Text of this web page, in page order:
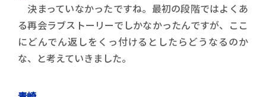
決まっていなかったですね。最初の段階ではよくあ
る再会ラブストーリーでしかなかったんですが、ここ
にどんでん返しをくっ付けるとしたらどうなるのか
な、と考えていきました。